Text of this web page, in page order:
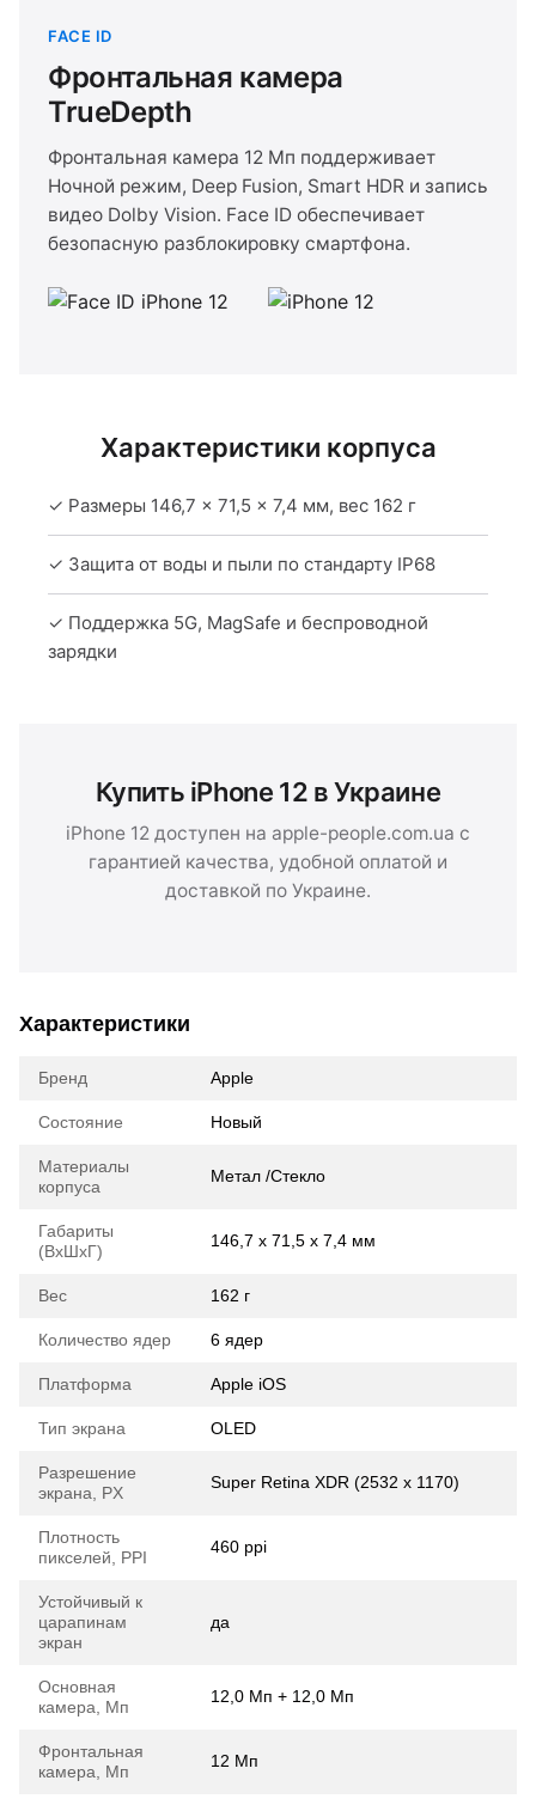
FACE ID
Фронтальная камера
TrueDepth
Фронтальная камера 12 Мп поддерживает
Ночной режим, Deep Fusion, Smart HDR и запись
видео Dolby Vision. Face ID обеспечивает
безопасную разблокировку смартфона.
Характеристики корпуса
✓ Размеры 146,7 × 71,5 × 7,4 мм, вес 162 г
✓ Защита от воды и пыли по стандарту IP68
✓ Поддержка 5G, MagSafe и беспроводной
зарядки
Купить iPhone 12 в Украине
iPhone 12 доступен на apple-people.com.ua с
гарантией качества, удобной оплатой и
доставкой по Украине.
Характеристики
Бренд Apple
Состояние Новый
Материалы
корпуса
Метал /Стекло
Габариты
(ВхШхГ)
146,7 х 71,5 х 7,4 мм
Вес 162 г
Количество ядер 6 ядер
Платформа Apple iOS
Тип экрана OLED
Разрешение
экрана, PX
Super Retina XDR (2532 x 1170)
Плотность
пикселей, PPI
460 ppi
Устойчивый к
царапинам
экран
да
Основная
камера, Мп
12,0 Мп + 12,0 Мп
Фронтальная
камера, Мп
12 Мп